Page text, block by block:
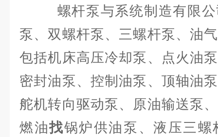
螺杆泵与系统制造有限公
泵、双螺杆泵、三螺杆泵、油
包括机床高压冷却泵、点火油
密封油泵、控制油泵、顶轴油
舵机转向驱动泵、原油输送泵
燃油找锅炉供油泵、液压三